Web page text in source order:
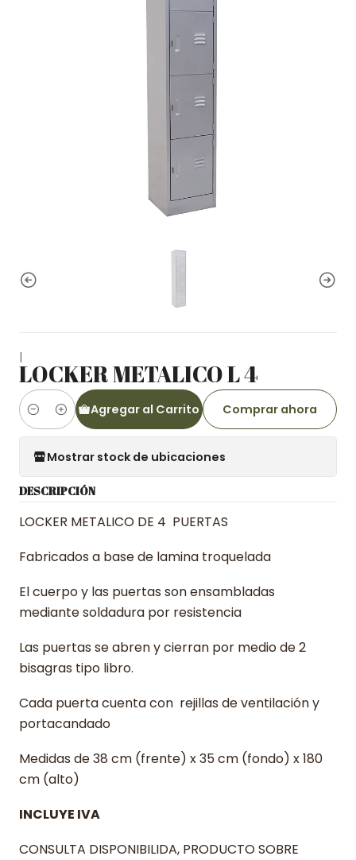
|
LOCKER METALICO L 4
Cantidad
Agregar al Carrito Comprar ahora
Mostrar stock de ubicaciones
DESCRIPCIÓN
LOCKER METALICO DE 4 PUERTAS
Fabricados a base de lamina troquelada
El cuerpo y las puertas son ensambladas
mediante soldadura por resistencia
Las puertas se abren y cierran por medio de 2
bisagras tipo libro.
Cada puerta cuenta con rejillas de ventilación y
portacandado
Medidas de 38 cm (frente) x 35 cm (fondo) x 180
cm (alto)
INCLUYE IVA
CONSULTA DISPONIBILIDA, PRODUCTO SOBRE